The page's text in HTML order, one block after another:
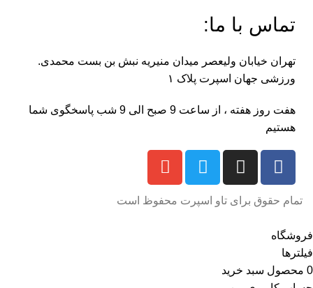
تماس با ما:
تهران خیابان ولیعصر میدان منیریه نبش بن بست محمدی.
ورزشی جهان اسپرت پلاک ۱
هفت روز هفته ، از ساعت 9 صبح الی 9 شب پاسخگوی شما
هستیم
تمام حقوق برای تاو اسپرت محفوظ است
فروشگاه
فیلترها
0 محصول سبد خرید